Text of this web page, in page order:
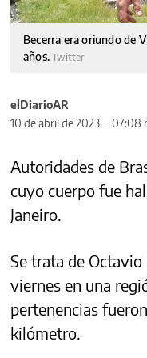
Becerra era oriundo de
años.Twitter
elDiarioAR
10 de abril de 2023
07:08
Autoridades de
cuyo cuerpo fue
Janeiro.
Se trata de
viernes en una
pertenencias
kilómetro.